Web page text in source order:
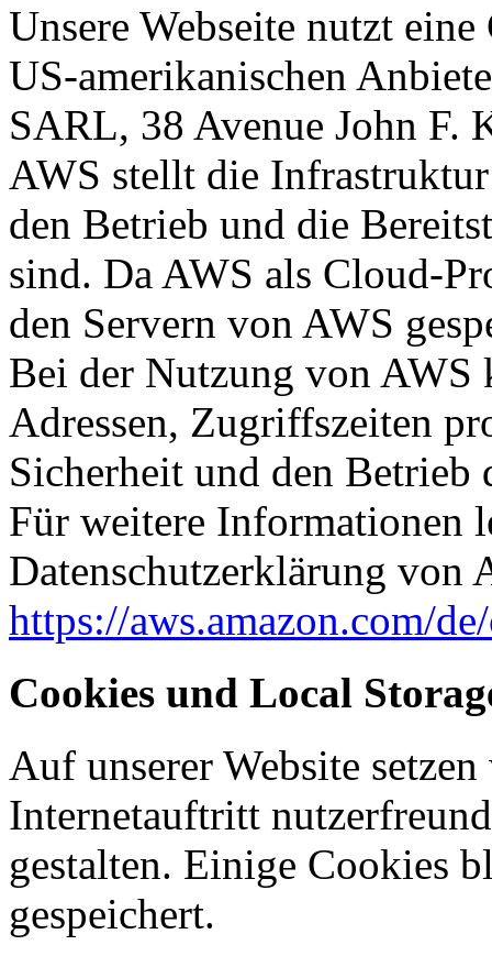
Unsere Webseite nutzt
US-amerikanischen
SARL, 38 Avenue John F.
AWS stellt die
den Betrieb und die
sind. Da AWS als Cloud-
den Servern von AWS
Bei der Nutzung von AWS
Adressen, Zugriffszeiten
Sicherheit und den Betrieb
Für weitere Informationen
Datenschutzerklärung von
https://aws.amazon.com/
Cookies und Local
Auf unserer Website
Internetauftritt
gestalten. Einige Cookies
gespeichert.